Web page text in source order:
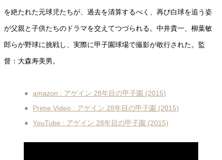
を絶たれた元球児たちが、過去を清算するべく、再び白球を追う姿
が父親と子供たちのドラマを交えてつづられる。中井貴一、柳葉敏
郎らが野球に挑戦し、実際に甲子園球場で撮影が敢行された。監
督：大森寿美男。
amazon : アゲイン 28年目の甲子園 (2015)
Prime Video : アゲイン 28年目の甲子園 (2015)
YouTube : アゲイン 28年目の甲子園 (2015)